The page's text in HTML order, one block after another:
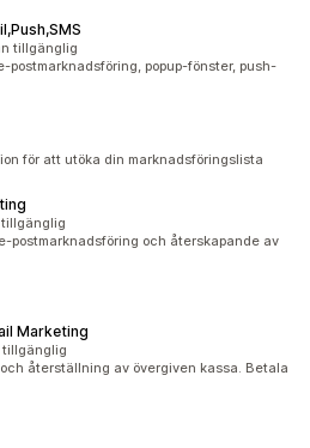
tillgänglig
postmarknadsföring, popup-fönster, push-
för att utöka din marknadsföringslista
postmarknadsföring och återskapande av
Marketing
tillgänglig
återställning av övergiven kassa. Betala